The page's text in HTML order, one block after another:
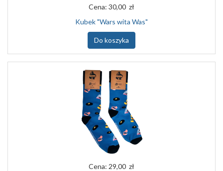
Cena: 30,00 zł
Kubek "Wars wita Was"
Do koszyka
Cena: 29,00 zł